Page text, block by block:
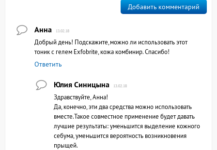
Добавить комментарий
Анна 13.02.18
Добрый день! Подскажите,можно ли использовать этот
тоник с гелем Exfobrite, кожа комбинир. Спасибо!
Ответить
Юлия Синицына 13.02.18
Здравствуйте, Анна!
Да, конечно, эти два средства можно использовать
вместе.Такое совместное применение будет давать
лучшие результаты: уменьшится выделение кожного
себума, уменьшится вероятность возникновения
прыщей.